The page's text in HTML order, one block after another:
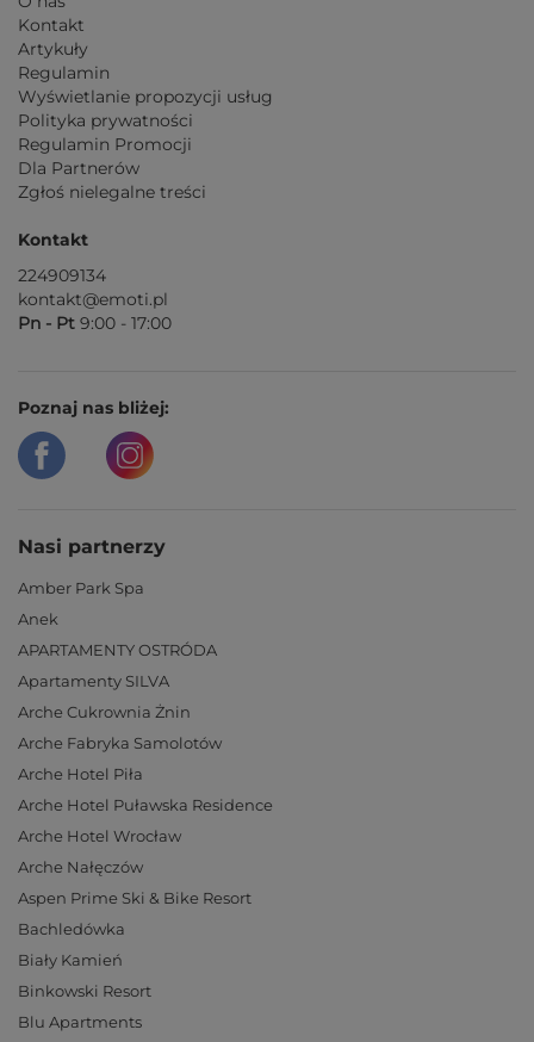
Kontakt
Artykuły
Regulamin
Wyświetlanie propozycji usług
Polityka prywatności
Regulamin Promocji
Dla Partnerów
Zgłoś nielegalne treści
Kontakt
224909134
kontakt@emoti.pl
Pn - Pt 9:00 - 17:00
Poznaj nas bliżej:
Nasi partnerzy
Amber Park Spa
Anek
APARTAMENTY OSTRÓDA
Apartamenty SILVA
Arche Cukrownia Żnin
Arche Fabryka Samolotów
Arche Hotel Piła
Arche Hotel Puławska Residence
Arche Hotel Wrocław
Arche Nałęczów
Aspen Prime Ski & Bike Resort
Bachledówka
Biały Kamień
Binkowski Resort
Blu Apartments